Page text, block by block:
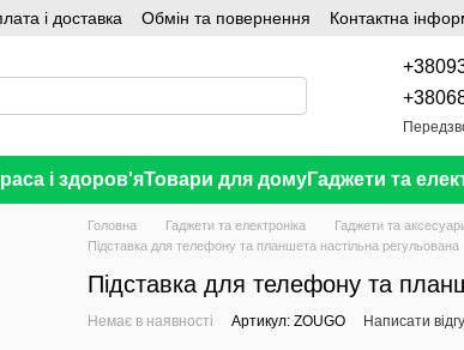
і доставка Обмін та повернення Контактна
і здоров'яТовари для домуГаджети та
Головна Гаджети та електроніка
Гаджети та
Підставка для телефону та планшета настільна регульована
Підставка для телефону та
Немає в наявності Артикул: ZOUGO Написати